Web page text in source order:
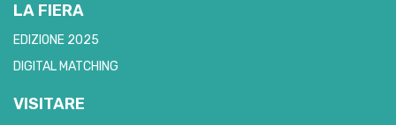
LA FIERA
EDIZIONE 2025
DIGITAL MATCHING
VISITARE